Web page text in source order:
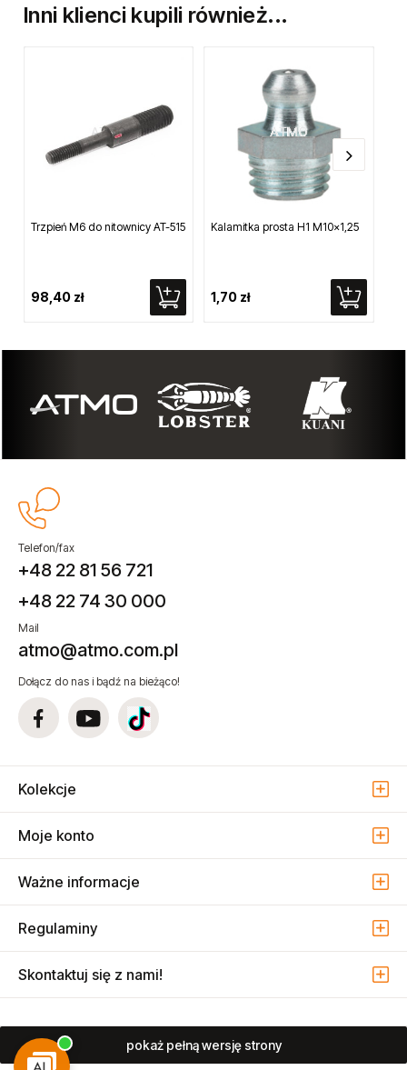
Inni klienci kupili również...
Trzpień M6 do nitownicy AT-515
98,40 zł
Kalamitka prosta H1 M10x1,25
1,70 zł
Telefon/fax
+48 22 81 56 721
+48 22 74 30 000
Mail
atmo@atmo.com.pl
Dołącz do nas i bądź na bieżąco!
Kolekcje
Moje konto
Ważne informacje
Regulaminy
Skontaktuj się z nami!
pokaż pełną wersję strony